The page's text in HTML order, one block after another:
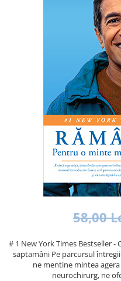
Hobby și Divertisment
Manuale și Dicționare
Medicină și Sănătate
Practic. Casă și Grădina
Psihologie
Spiritualitate
Știință și Tehnologie
Științe Politice
58,00
# 1 New York Times Bestseller
saptamâni Pe parcursul
ne mentine mintea
neurochirurg, ne